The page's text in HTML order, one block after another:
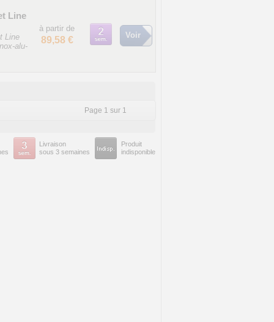
Line
Line
alu-
à partir de
89,58 € Voir
Page 1 sur 1
Livraison
sous 3 semaines
Produit
indisponible